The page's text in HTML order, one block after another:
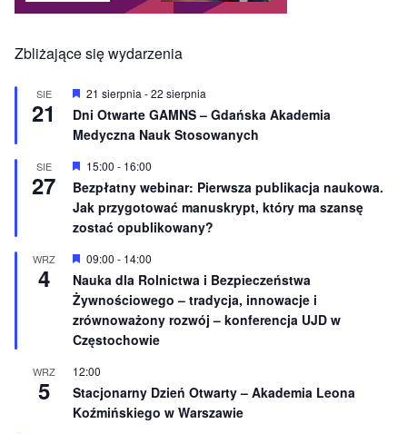
Zbliżające się wydarzenia
SIE
21
W
r
ó
n
o
n
e
21 sierpnia -22 sierpnia
Dni Otwarte GAMNS – Gdańska Akademia
Medyczna Nauk Stosowanych
SIE
27
W
r
ó
ż
n
i
o
n
e
15:00 - 16:00
Bezpłatny webinar: Pierwsza publikacja naukowa.
Jak przygotować manuskrypt, który ma szansę
zostać opublikowany?
WRZ
4
W
r
ó
ż
n
i
n
e
09:00 - 14:00
Nauka dla Rolnictwa i Bezpieczeństwa
Żywnościowego – tradycja, innowacje i
zrównoważony rozwój – konferencja UJD w
Częstochowie
WRZ
5
12:00
Stacjonarny Dzień Otwarty – Akademia Leona
Koźmińskiego w Warszawie